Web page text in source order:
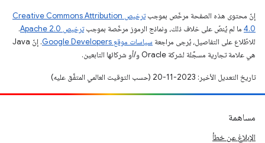
إنّ محتوى هذه الصفحة مرخّص بموجب
ترخيص Creative Commons Attribution
4.0‏ ما لم يُنصّ على خلاف ذلك، ونماذج الرموز مرخّصة بموجبترخيص Apache 2.0‏
.
للاطّلاع على التفاصيل، يُرجى مراجعة سياسات موقع Google Developers‏
. إنّ Java
هي علامة تجارية مسجَّلة لشركة Oracle و/أو شركائها التابعين.
تاريخ التعديل الأخير: 2023-11-20 (حسب التوقيت العالمي المتفَّق عليه)
مساهمة
الإبلاغ عن خطأ